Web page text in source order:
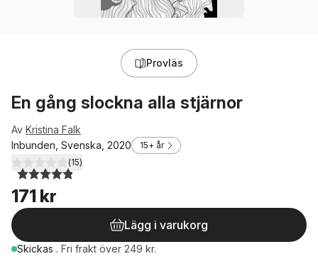
Provläs
En gång slockna alla stjärnor
Av Kristina Falk
Inbunden, Svenska, 2020
15+ år
4,9utav 5 stjärnor. Totalt antal röster:
(15)
171 kr
Lägg i varukorg
Skickas . Fri frakt över 249 kr.